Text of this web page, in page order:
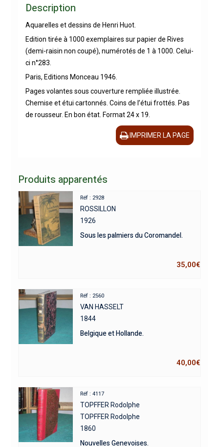
Description
Aquarelles et dessins de Henri Huot.
Edition tirée à 1000 exemplaires sur papier de Rives
(demi-raisin non coupé), numérotés de 1 à 1000. Celui-
ci n°283.
Paris, Editions Monceau 1946.
Pages volantes sous couverture rempliée illustrée.
Chemise et étui cartonnés. Coins de l’étui frottés. Pas
de rousseur. En bon état. Format 24 x 19.
IMPRIMER LA PAGE
Produits apparentés
Réf : 2928
ROSSILLON
1926
Sous les palmiers du Coromandel.
35,00€
Réf : 2560
VAN HASSELT
1844
Belgique et Hollande.
40,00€
Réf : 4117
TOPFFER Rodolphe
TOPFFER Rodolphe
1860
Nouvelles Genevoises.